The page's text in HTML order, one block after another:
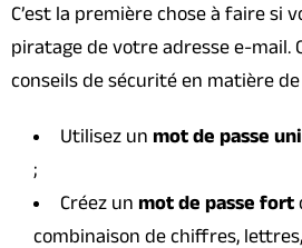
C’est la première chose à faire si
piratage de votre adresse e-mail.
conseils de sécurité en matière de
Utilisez un mot de passe
;
Créez un mot de passe fort
combinaison de chiffres,